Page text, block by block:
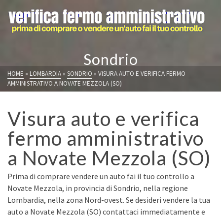
Sondrio
HOME » LOMBARDIA » SONDRIO » VISURA AUTO E VERIFICA FERMO
AMMINISTRATIVO A NOVATE MEZZOLA (SO)
Visura auto e verifica
fermo amministrativo
a Novate Mezzola (SO)
Prima di comprare vendere un auto fai il tuo controllo a
Novate Mezzola, in provincia di Sondrio, nella regione
Lombardia, nella zona Nord-ovest. Se desideri vendere la tua
auto a Novate Mezzola (SO) contattaci immediatamente e